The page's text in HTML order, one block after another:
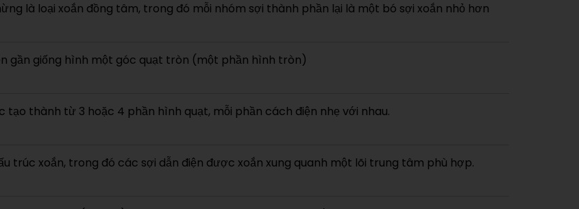
là loại xoắn đồng tâm, trong đó mỗi nhóm sợi thành phần lại là một bó sợi xoắn nhỏ hơn
gần giống hình một góc quạt tròn (một phần hình tròn)
tạo thành từ 3 hoặc 4 phần hình quạt, mỗi phần cách điện nhẹ với nhau.
trúc xoắn, trong đó các sợi dẫn điện được xoắn xung quanh một lõi trung tâm phù hợp.